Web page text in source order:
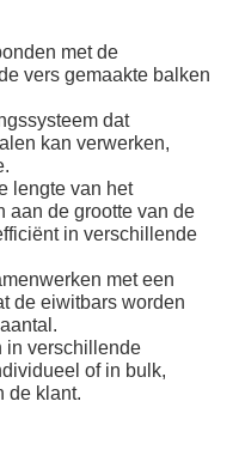
met de
vers gemaakte balken
dat
kan verwerken,
lengte van het
aan de grootte van de
in verschillende
met een
de eiwitbars worden
in verschillende
of in bulk,
de klant.